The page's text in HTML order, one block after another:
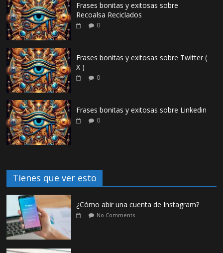
Frases bonitas y exitosas sobre
Recoalsa Reciclados
0
Frases bonitas y exitosas sobre Twitter (
X )
0
Frases bonitas y exitosas sobre Linkedin
0
Tienes que ver esto
¿Cómo abir una cuenta de Instagram?
No Comments